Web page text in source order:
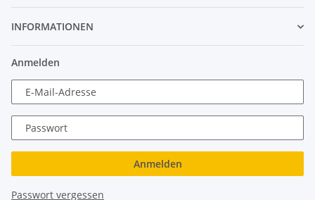
INFORMATIONEN
Anmelden
E-Mail-Adresse
Passwort
Anmelden
Passwort vergessen